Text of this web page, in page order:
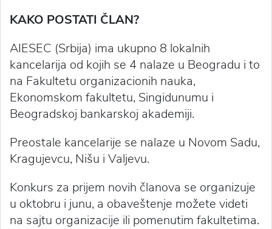
KAKO POSTATI ČLAN?
AIESEC (Srbija) ima ukupno 8 lokalnih
kancelarija od kojih se 4 nalaze u Beogradu i to
na Fakultetu organizacionih nauka,
Ekonomskom fakultetu, Singidunumu i
Beogradskoj bankarskoj akademiji.
Preostale kancelarije se nalaze u Novom Sadu,
Kragujevcu, Nišu i Valjevu.
Konkurs za prijem novih članova se organizuje
u oktobru i junu, a obaveštenje možete videti
na sajtu organizacije ili pomenutim fakultetima.